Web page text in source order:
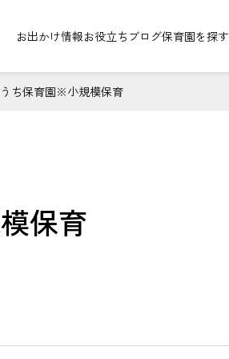
お出かけ情報お役立ちブログ保育園を探す
ち保育園※小規模保育
保育